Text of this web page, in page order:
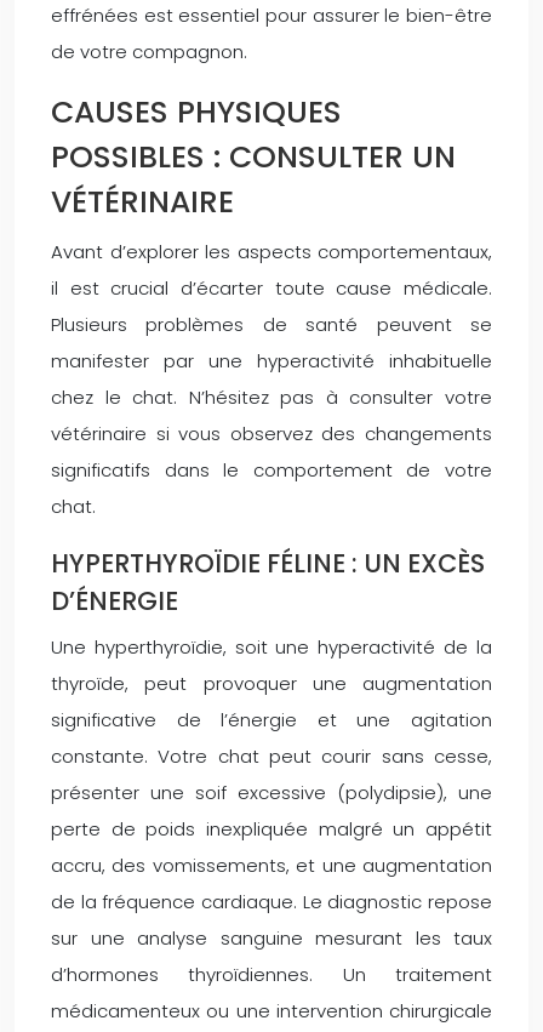
effrénées est essentiel pour assurer le bien-être
de votre compagnon.
CAUSES PHYSIQUES
POSSIBLES : CONSULTER UN
VÉTÉRINAIRE
Avant d’explorer les aspects comportementaux,
il est crucial d’écarter toute cause médicale.
Plusieurs problèmes de santé peuvent se
manifester par une hyperactivité inhabituelle
chez le chat. N’hésitez pas à consulter votre
vétérinaire si vous observez des changements
significatifs dans le comportement de votre
chat.
HYPERTHYROÏDIE FÉLINE : UN EXCÈS
D’ÉNERGIE
Une hyperthyroïdie, soit une hyperactivité de la
thyroïde, peut provoquer une augmentation
significative de l’énergie et une agitation
constante. Votre chat peut courir sans cesse,
présenter une soif excessive (polydipsie), une
perte de poids inexpliquée malgré un appétit
accru, des vomissements, et une augmentation
de la fréquence cardiaque. Le diagnostic repose
sur une analyse sanguine mesurant les taux
d’hormones thyroïdiennes. Un traitement
médicamenteux ou une intervention chirurgicale